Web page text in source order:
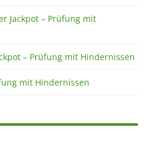
Jackpot – Prüfung mit
– Prüfung mit Hindernissen
mit Hindernissen